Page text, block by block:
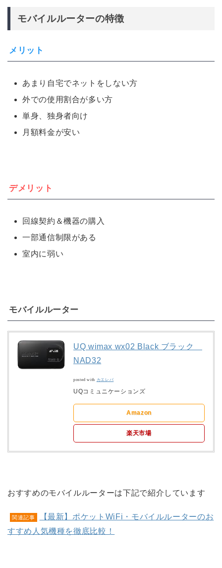
モバイルルーターの特徴
メリット
あまり自宅でネットをしない方
外での使用割合が多い方
単身、独身者向け
月額料金が安い
デメリット
回線契約＆機器の購入
一部通信制限がある
室内に弱い
モバイルルーター
UQ wimax wx02 Black ブラック
NAD32
posted with カエレバ
UQコミュニケーションズ
Amazon
楽天市場
おすすめのモバイルルーターは下記で紹介しています
関連記事
【最新】ポケットWiFi・モバイルルーターのお
すすめ人気機種を徹底比較！